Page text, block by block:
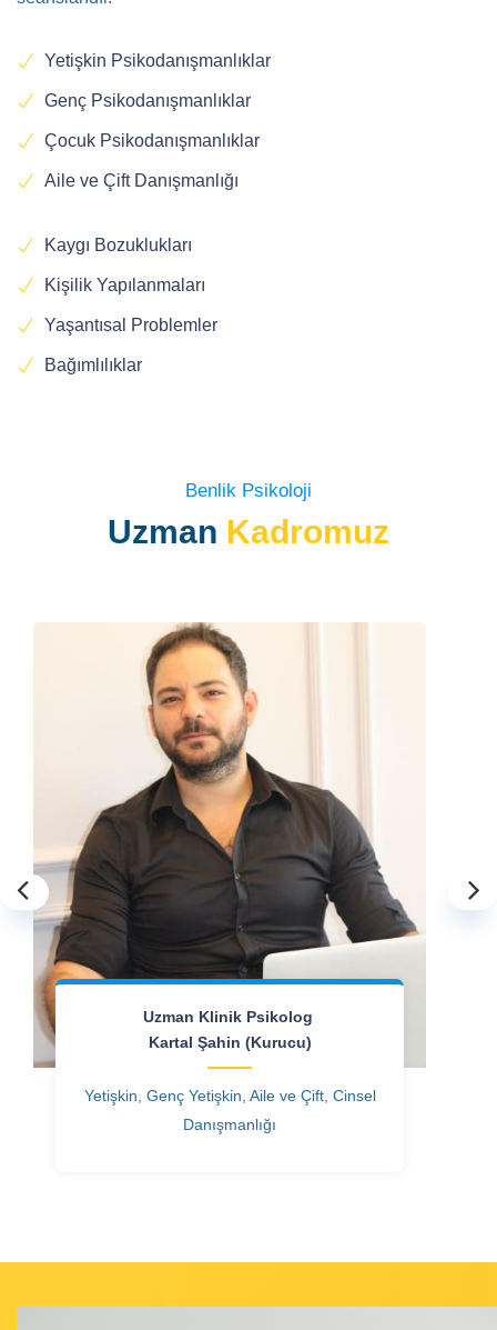
Yetişkin Psikodanışmanlıklar
Genç Psikodanışmanlıklar
Çocuk Psikodanışmanlıklar
Aile ve Çift Danışmanlığı
Kaygı Bozuklukları
Kişilik Yapılanmaları
Yaşantısal Problemler
Bağımlılıklar
Benlik Psikoloji
Uzman Kadromuz
Uzman Klinik Psikolog
Kartal Şahin (Kurucu)
Yetişkin, Genç Yetişkin, Aile ve Çift, Cinsel
Danışmanlığı